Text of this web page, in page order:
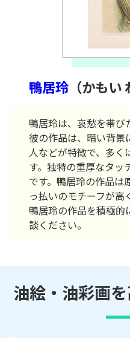
鴨居玲 （かもい
鴨居玲は、哀愁を帯び
彼の作品は、暗い背景
人などが特徴で、多く
す。独特の重厚なタッ
です。鴨居玲の作品は
っ払いのモチーフが高
鴨居玲の作品を積極的
談ください。
油絵・油彩画